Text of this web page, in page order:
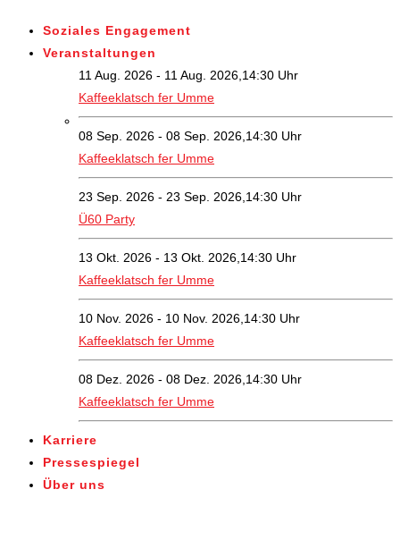
Soziales Engagement
Veranstaltungen
11 Aug. 2026 - 11 Aug. 2026,14:30 Uhr
Kaffeeklatsch fer Umme
08 Sep. 2026 - 08 Sep. 2026,14:30 Uhr
Kaffeeklatsch fer Umme
23 Sep. 2026 - 23 Sep. 2026,14:30 Uhr
Ü60 Party
13 Okt. 2026 - 13 Okt. 2026,14:30 Uhr
Kaffeeklatsch fer Umme
10 Nov. 2026 - 10 Nov. 2026,14:30 Uhr
Kaffeeklatsch fer Umme
08 Dez. 2026 - 08 Dez. 2026,14:30 Uhr
Kaffeeklatsch fer Umme
Karriere
Pressespiegel
Über uns